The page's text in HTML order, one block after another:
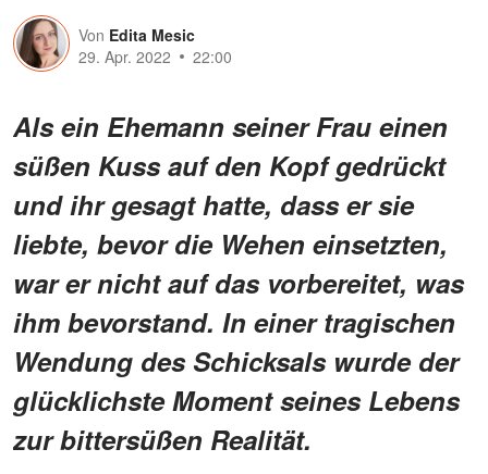
Von Edita Mesic
29. Apr. 2022
22:00
Als ein Ehemann seiner Frau einen
süßen Kuss auf den Kopf gedrückt
und ihr gesagt hatte, dass er sie
liebte, bevor die Wehen einsetzten,
war er nicht auf das vorbereitet, was
ihm bevorstand. In einer tragischen
Wendung des Schicksals wurde der
glücklichste Moment seines Lebens
zur bittersüßen Realität.